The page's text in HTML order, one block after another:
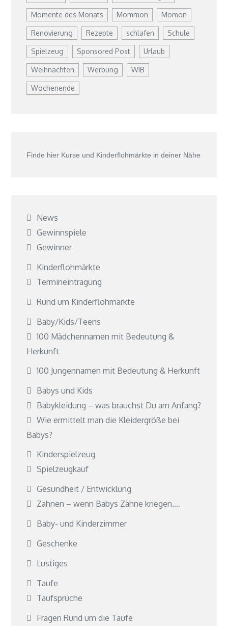
Momente des Monats Mommon Momon
Renovierung Rezepte schlafen Schule
Spielzeug Sponsored Post Urlaub
Weihnachten Werbung WIB
Wochenende
Finde hier Kurse und Kinderflohmärkte in deiner Nähe
News
Gewinnspiele
Gewinner
Kinderflohmärkte
Termineintragung
Rund um Kinderflohmärkte
Baby/Kids/Teens
100 Mädchennamen mit Bedeutung &
Herkunft
100 Jungennamen mit Bedeutung & Herkunft
Babys und Kids
Babykleidung – was brauchst Du am Anfang?
Wie ermittelt man die Kleidergröße bei
Babys?
Kinderspielzeug
Spielzeugkauf
Gesundheit / Entwicklung
Zahnen – wenn Babys Zähne kriegen….
Baby- und Kinderzimmer
Geschenke
Lustiges
Taufe
Taufsprüche
Fragen Rund um die Taufe